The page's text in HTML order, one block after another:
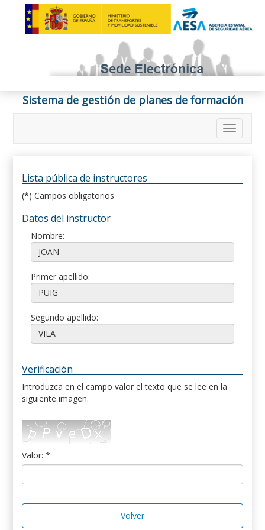
Sistema de gestión de planes de formación
Lista pública de instructores
(*) Campos obligatorios
Datos del instructor
Nombre:
Primer apellido:
Segundo apellido:
Verificación
Introduzca en el campo valor el texto que se lee en la
siguiente imagen.
Valor: *
Volver